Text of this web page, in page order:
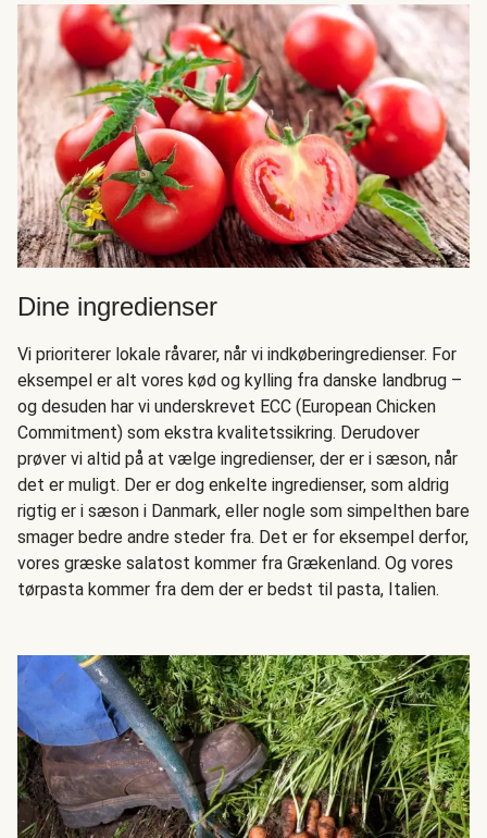
Dine ingredienser
Vi prioriterer lokale råvarer, når vi indkøberingredienser. For
eksempel er alt vores kød og kylling fra danske landbrug –
og desuden har vi underskrevet ECC (European Chicken
Commitment) som ekstra kvalitetssikring. Derudover
prøver vi altid på at vælge ingredienser, der er i sæson, når
det er muligt. Der er dog enkelte ingredienser, som aldrig
rigtig er i sæson i Danmark, eller nogle som simpelthen bare
smager bedre andre steder fra. Det er for eksempel derfor,
vores græske salatost kommer fra Grækenland. Og vores
tørpasta kommer fra dem der er bedst til pasta, Italien.